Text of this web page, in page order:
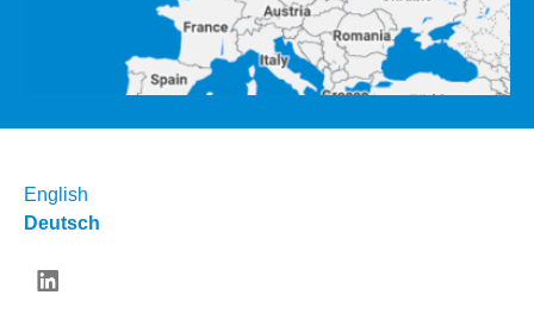
English
Deutsch